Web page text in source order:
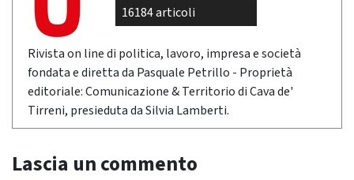
16184 articoli
Rivista on line di politica, lavoro, impresa e società
fondata e diretta da Pasquale Petrillo - Proprietà
editoriale: Comunicazione & Territorio di Cava de'
Tirreni, presieduta da Silvia Lamberti.
Lascia un commento